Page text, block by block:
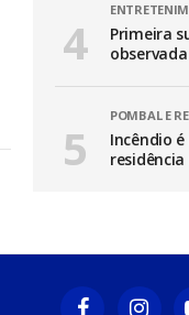
Primeira
POMBAL E
Incêndio